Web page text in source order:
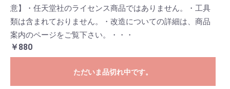
意】・任天堂社のライセンス商品ではありません。・工具
類は含まれておりません。・改造についての詳細は、商品
案内のページをご覧下さい。・・・
￥880
ただいま品切れ中です。